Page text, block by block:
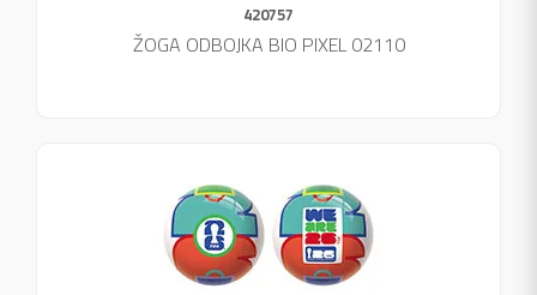
420757
ŽOGA ODBOJKA BIO PIXEL 02110